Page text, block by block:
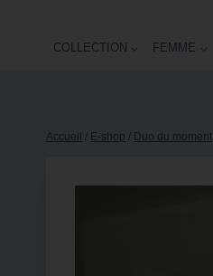
COLLECTION FEMME
Accueil / E-shop / Duo du moment